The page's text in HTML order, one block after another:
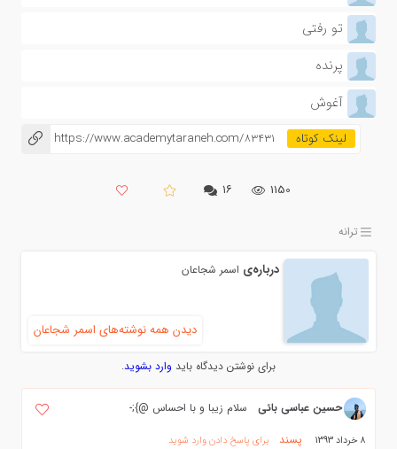
تو رفتی
پرنده
آغوش
https://www.academytaraneh.com/83431
1150 ۱۶
ترانه
درباره‌ی اسمر شجاعان
دیدن همه نوشته‌های اسمر شجاعان
برای نوشتن دیدگاه باید وارد بشوید.
حسين عباسي بائي سلام زيبا و با احساس @};-
8 خرداد 1393 پسند برای پاسخ دادن وارد شوید